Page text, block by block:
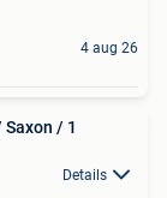
4 aug 26
/ 1
Details